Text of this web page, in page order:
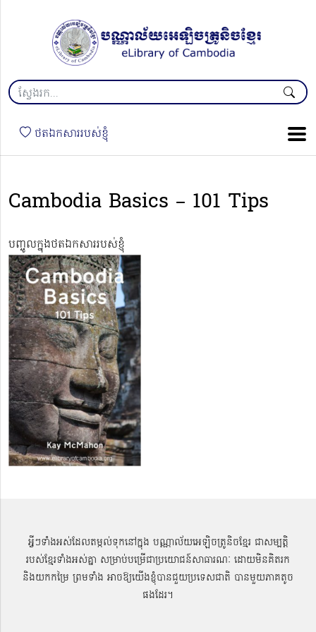
ថតឯកសាររបស់ខ្ញុំ
Cambodia Basics – 101 Tips
បញ្ចូលក្នុងថតឯកសាររបស់ខ្ញុំ
អ្វីៗទាំងអស់ដែលតម្កល់ទុកនៅក្នុង បណ្ណាល័យអេឡិចត្រូនិចខ្មែរ ជាសម្បតិ្ត
របស់ខ្មែរទាំងអស់គ្នា សម្រាប់បម្រើជាប្រយោជន៍សាធារណៈ ដោយមិនគិតរក
និងយកកម្រៃ ព្រមទាំង អាចឱ្យយើងខ្ញុំបានជួយប្រទេសជាតិ បានមួយភាគតូច
ផងដែរ។